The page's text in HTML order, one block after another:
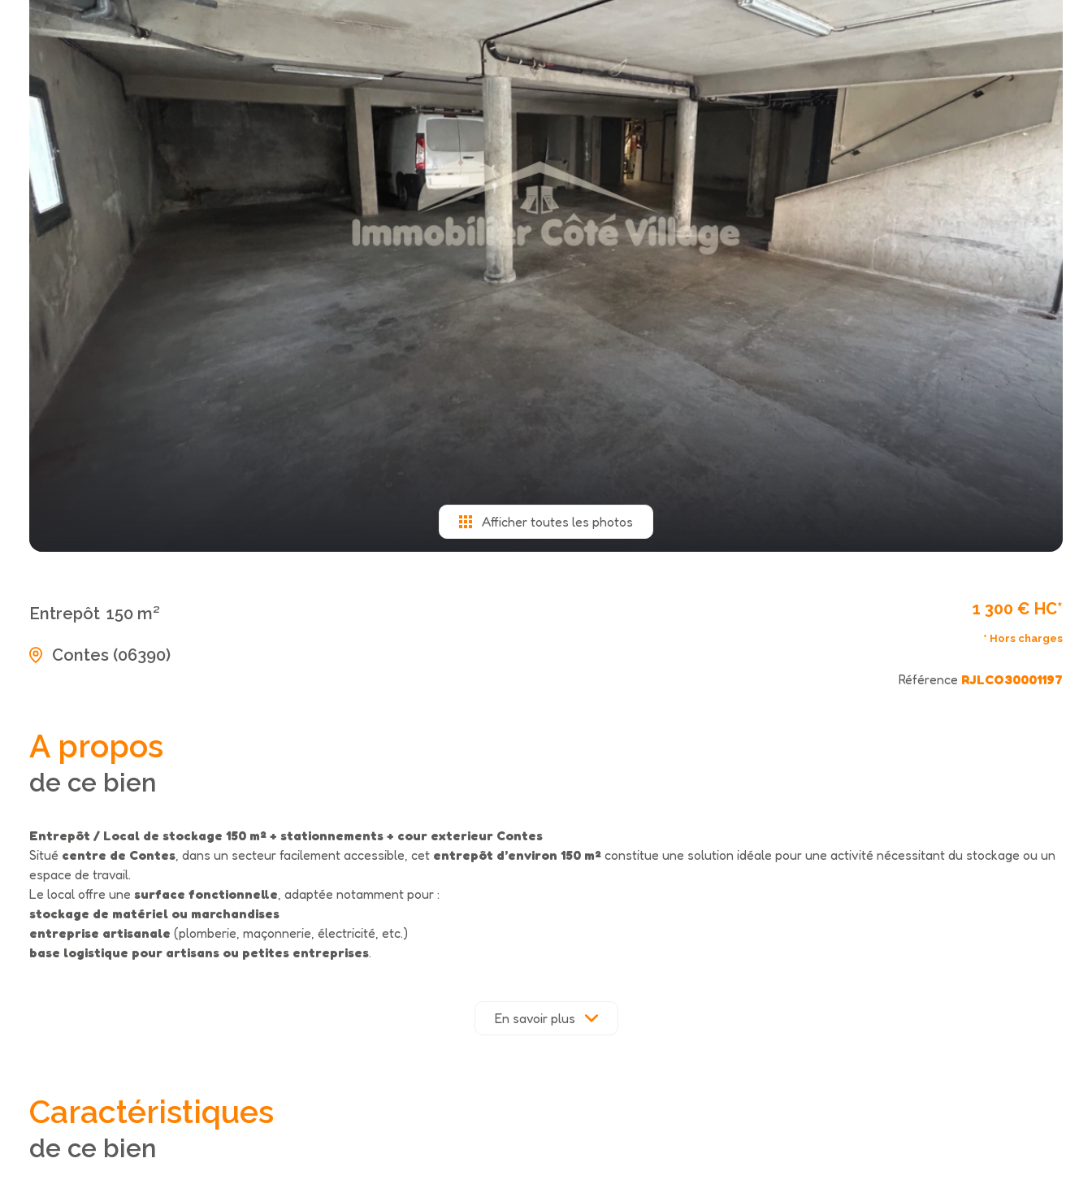
actualités
contact
Afficher toutes les photos
Entrepôt 150 m²
Contes (06390)
1 300 € HC*
* Hors charges
Référence RJLCO30001197
A propos
de ce bien
Entrepôt / Local de stockage 150 m² + stationnements + cour exterieur Contes
Situé centre de Contes, dans un secteur facilement accessible, cet entrepôt d’environ 150 m² constitue une solution idéale pour une activité nécessitant du stockage ou un
espace de travail.
Le local offre une surface fonctionnelle, adaptée notamment pour :
stockage de matériel ou marchandises
entreprise artisanale (plomberie, maçonnerie, électricité, etc.)
base logistique pour artisans ou petites entreprises.
artisan ou une entreprise recherchant un espace de stockage pratique dans le secteur.
En savoir plus
Caractéristiques
de ce bien